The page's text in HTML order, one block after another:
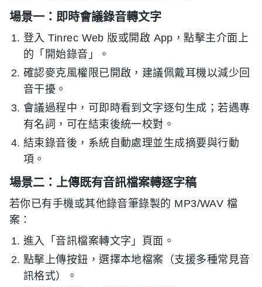
場景一：即時會議錄音轉文字
登入 Tinrec Web 版或開啟 App，點擊主介面上
的「開始錄音」。
確認麥克風權限已開啟，建議佩戴耳機以減少回
音干擾。
會議過程中，可即時看到文字逐句生成；若遇專
有名詞，可在結束後統一校對。
結束錄音後，系統自動處理並生成摘要與行動
項。
場景二：上傳既有音訊檔案轉逐字稿
若你已有手機或其他錄音筆錄製的 MP3/WAV 檔
案：
進入「音訊檔案轉文字」頁面。
點擊上傳按鈕，選擇本地檔案（支援多種常見音
訊格式）。